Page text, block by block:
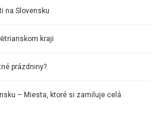
na Slovensku
kraji
prázdniny?
– Miesta, ktoré si zamiluje celá